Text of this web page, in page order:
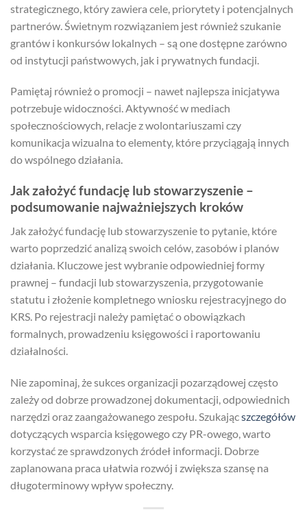
strategicznego, który zawiera cele, priorytety i potencjalnych
partnerów. Świetnym rozwiązaniem jest również szukanie
grantów i konkursów lokalnych – są one dostępne zarówno
od instytucji państwowych, jak i prywatnych fundacji.
Pamiętaj również o promocji – nawet najlepsza inicjatywa
potrzebuje widoczności. Aktywność w mediach
społecznościowych, relacje z wolontariuszami czy
komunikacja wizualna to elementy, które przyciągają innych
do wspólnego działania.
Jak założyć fundację lub stowarzyszenie –
podsumowanie najważniejszych kroków
Jak założyć fundację lub stowarzyszenie to pytanie, które
warto poprzedzić analizą swoich celów, zasobów i planów
działania. Kluczowe jest wybranie odpowiedniej formy
prawnej – fundacji lub stowarzyszenia, przygotowanie
statutu i złożenie kompletnego wniosku rejestracyjnego do
KRS. Po rejestracji należy pamiętać o obowiązkach
formalnych, prowadzeniu księgowości i raportowaniu
działalności.
Nie zapominaj, że sukces organizacji pozarządowej często
zależy od dobrze prowadzonej dokumentacji, odpowiednich
narzędzi oraz zaangażowanego zespołu. Szukającszczegółów
dotyczących wsparcia księgowego czy PR-owego, warto
korzystać ze sprawdzonych źródeł informacji. Dobrze
zaplanowana praca ułatwia rozwój i zwiększa szansę na
długoterminowy wpływ społeczny.